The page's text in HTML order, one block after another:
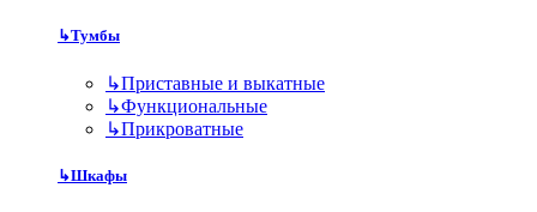
↳Тумбы
↳Приставные и выкатные
↳Функциональные
↳Прикроватные
↳Шкафы